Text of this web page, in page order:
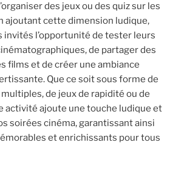
des jeux ou des quiz sur les
ajoutant cette dimension ludique,
invités l’opportunité de tester leurs
de partager des
films et de créer une ambiance
Que ce soit sous forme de
de jeux de rapidité ou de
activité ajoute une touche ludique et
soirées cinéma, garantissant ainsi
et enrichissants pour tous